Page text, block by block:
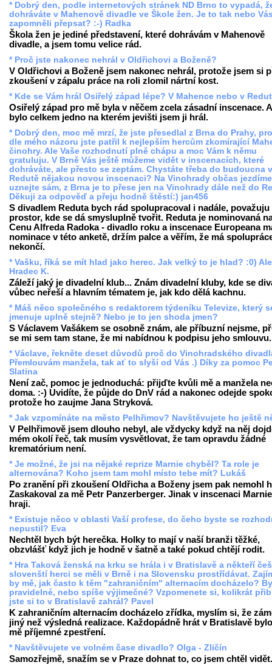
* Dobrý den, podle internetových stránek ND Brno to vypadá,
dohráváte v Mahenově divadle ve Škole žen. Je to tak nebo
zapomněli přepsat? :-) Radka
Škola žen je jediné představení, které dohrávám v Mahenově
divadle, a jsem tomu velice rád.
* Proč jste nakonec nehrál v Oldřichovi a Boženě?
V Oldřichovi a Boženě jsem nakonec nehrál, protože jsem si
zkoušení v zápalu práce na roli zlomil nártní kost.
* Kde se Vám hrál Osiřelý západ lépe? V Mahence nebo v
Osiřelý západ pro mě byla v něčem zcela zásadní inscenace.
bylo celkem jedno na kterém jevišti jsem ji hrál.
* Dobrý den, moc mě mrzí, že jste přesedlal z Brna do Prahy,
dle mého názoru jste patřil k nejlepším hercům zkomírající
činohry. Ale Vaše rozhodnutí plně chápu a moc Vám k němu
gratuluju. V Brně Vás ještě můžeme vidět v inscenacích, které
dohráváte, ale přesto se zeptám. Chystáte třeba do budoucna v
Redutě nějakou novou inscenaci? Na Vinohrady občas
uznejte sám, z Brna je to přese jen na Vinohrady dále než do
Děkuji za odpověď a přeju hodně štěstí:) jan456
S divadlem Reduta bych rád spolupracoval i nadále, považuju
prostor, kde se dá smysluplně tvořit. Reduta je nominovaná
Cenu Alfreda Radoka - divadlo roku a inscenace Europeana
nominace v této anketě, držím palce a věřím, že má
nekončí.
* Vašku, říká se mít hlad jako herec. Jak velký to je hlad? :0)
Hradec K.
Záleží jaký je divadelní klub... Znám divadelní kluby, kde se
vůbec neřeší a hlavním tématem je, jak kdo dělá kachnu.
* Máš něco společného s redaktorem týdeníku Televize, který
jmenuje uplně stejně? Nebo je to jen shoda jmen?
S Václavem Vašákem se osobně znám, ale příbuzní nejsme,
se mi sem tam stane, že mi nabídnou k podpisu jeho smlouvu.
* Václave, řekněte deset důvodů proč do Vinohradského
Přemlouvám manžela, tak ať to slyší od Vás .) Díky za pomoc
Slatina
Není zač, pomoc je jednoduchá: přijďte kvůli mě a manžela
doma. :-) Uvidíte, že půjde do DnV rád a nakonec odejde
protože ho zaujme Jana Stryková.
* Jak vzpomínáte na město Pelhřimov? Navštěvujete ho ještě
V Pelhřimově jsem dlouho nebyl, ale vždycky když na něj
mém okolí řeč, tak musím vysvětlovat, že tam opravdu žádné
krematórium není.
* Je možné, že jsi na nějaké reprize Marnie chyběl? Ta role je
alternována? Koho jsem tam mohl místo tebe mít? Lukáš
Po zranění při zkoušení Oldřicha a Boženy jsem pak nemohl
Zaskakoval za mě Petr Panzerberger. Jinak v inscenaci
hraji.
* Existuje něco v oblasti Vaší profese, do čeho byste se
nepustil? Eva
Nechtěl bych být herečka. Holky to mají v naší branži těžké,
obzvlášť když jich je hodně v šatně a také pokud chtějí rodit.
* Hra Taková ženská na krku se hrála i v Bratislavě a někteří
slovenští herci se měli v Brně i na Slovensku prostřídávat.
by mě, jak často k těm "zahraničním" alternacím docházelo?
pravidelné, nebo spíše výjimečné? Vzpomenete si, kolikrát
jste si to v Bratislavě zahrál? Pavel
K zahraničním alternacím docházelo zřídka, myslím si, že
jiný než výsledná realizace. Každopádně hrát v Bratislavě
mě příjemné zpestření.
* Navštěvujete ve volném čase divadlo? Olga - Zličín
Samozřejmě, snažím se v Praze dohnat to, co jsem chtěl vidět.